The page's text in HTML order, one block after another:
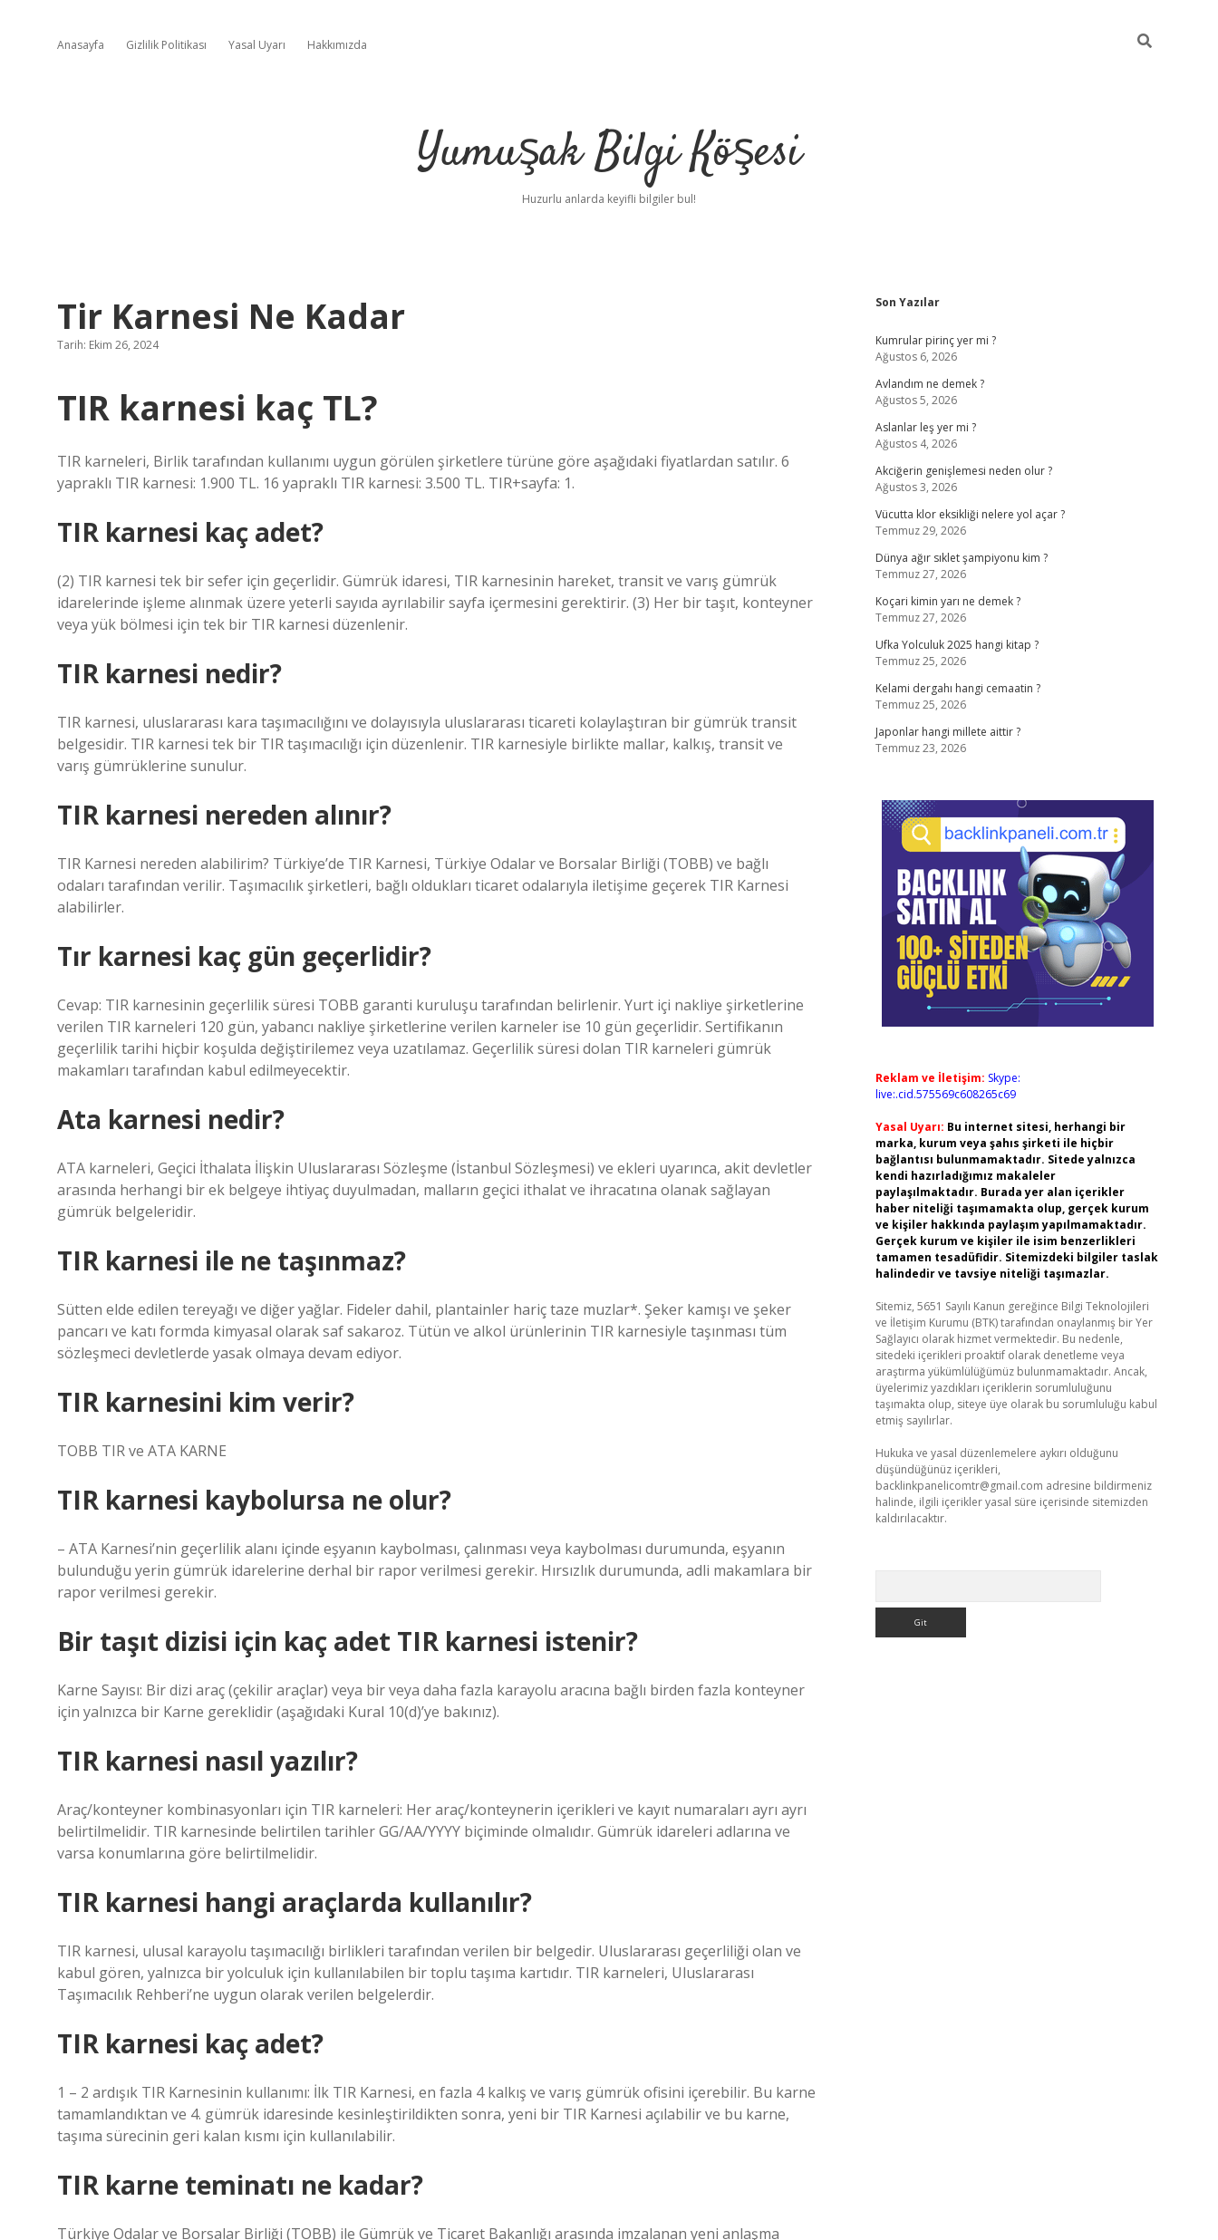
Anasayfa Gizlilik Politikası Yasal Uyarı Hakkımızda
Yumuşak Bilgi Köşesi
Huzurlu anlarda keyifli bilgiler bul!
Tir Karnesi Ne Kadar
Tarih: Ekim 26, 2024
TIR karnesi kaç TL?
TIR karneleri, Birlik tarafından kullanımı uygun görülen şirketlere türüne göre aşağıdaki fiyatlardan satılır. 6
yapraklı TIR karnesi: 1.900 TL. 16 yapraklı TIR karnesi: 3.500 TL. TIR+sayfa: 1.
TIR karnesi kaç adet?
(2) TIR karnesi tek bir sefer için geçerlidir. Gümrük idaresi, TIR karnesinin hareket, transit ve varış gümrük
idarelerinde işleme alınmak üzere yeterli sayıda ayrılabilir sayfa içermesini gerektirir. (3) Her bir taşıt, konteyner
veya yük bölmesi için tek bir TIR karnesi düzenlenir.
TIR karnesi nedir?
TIR karnesi, uluslararası kara taşımacılığını ve dolayısıyla uluslararası ticareti kolaylaştıran bir gümrük transit
belgesidir. TIR karnesi tek bir TIR taşımacılığı için düzenlenir. TIR karnesiyle birlikte mallar, kalkış, transit ve
varış gümrüklerine sunulur.
TIR karnesi nereden alınır?
TIR Karnesi nereden alabilirim? Türkiye’de TIR Karnesi, Türkiye Odalar ve Borsalar Birliği (TOBB) ve bağlı
odaları tarafından verilir. Taşımacılık şirketleri, bağlı oldukları ticaret odalarıyla iletişime geçerek TIR Karnesi
alabilirler.
Tır karnesi kaç gün geçerlidir?
Cevap: TIR karnesinin geçerlilik süresi TOBB garanti kuruluşu tarafından belirlenir. Yurt içi nakliye şirketlerine
verilen TIR karneleri 120 gün, yabancı nakliye şirketlerine verilen karneler ise 10 gün geçerlidir. Sertifikanın
geçerlilik tarihi hiçbir koşulda değiştirilemez veya uzatılamaz. Geçerlilik süresi dolan TIR karneleri gümrük
makamları tarafından kabul edilmeyecektir.
Ata karnesi nedir?
ATA karneleri, Geçici İthalata İlişkin Uluslararası Sözleşme (İstanbul Sözleşmesi) ve ekleri uyarınca, akit devletler
arasında herhangi bir ek belgeye ihtiyaç duyulmadan, malların geçici ithalat ve ihracatına olanak sağlayan
gümrük belgeleridir.
TIR karnesi ile ne taşınmaz?
Sütten elde edilen tereyağı ve diğer yağlar. Fideler dahil, plantainler hariç taze muzlar*. Şeker kamışı ve şeker
pancarı ve katı formda kimyasal olarak saf sakaroz. Tütün ve alkol ürünlerinin TIR karnesiyle taşınması tüm
sözleşmeci devletlerde yasak olmaya devam ediyor.
TIR karnesini kim verir?
TOBB TIR ve ATA KARNE
TIR karnesi kaybolursa ne olur?
– ATA Karnesi’nin geçerlilik alanı içinde eşyanın kaybolması, çalınması veya kaybolması durumunda, eşyanın
bulunduğu yerin gümrük idarelerine derhal bir rapor verilmesi gerekir. Hırsızlık durumunda, adli makamlara bir
rapor verilmesi gerekir.
Bir taşıt dizisi için kaç adet TIR karnesi istenir?
Karne Sayısı: Bir dizi araç (çekilir araçlar) veya bir veya daha fazla karayolu aracına bağlı birden fazla konteyner
için yalnızca bir Karne gereklidir (aşağıdaki Kural 10(d)’ye bakınız).
TIR karnesi nasıl yazılır?
Araç/konteyner kombinasyonları için TIR karneleri: Her araç/konteynerin içerikleri ve kayıt numaraları ayrı ayrı
belirtilmelidir. TIR karnesinde belirtilen tarihler GG/AA/YYYY biçiminde olmalıdır. Gümrük idareleri adlarına ve
varsa konumlarına göre belirtilmelidir.
TIR karnesi hangi araçlarda kullanılır?
TIR karnesi, ulusal karayolu taşımacılığı birlikleri tarafından verilen bir belgedir. Uluslararası geçerliliği olan ve
kabul gören, yalnızca bir yolculuk için kullanılabilen bir toplu taşıma kartıdır. TIR karneleri, Uluslararası
Taşımacılık Rehberi’ne uygun olarak verilen belgelerdir.
TIR karnesi kaç adet?
1 – 2 ardışık TIR Karnesinin kullanımı: İlk TIR Karnesi, en fazla 4 kalkış ve varış gümrük ofisini içerebilir. Bu karne
tamamlandıktan ve 4. gümrük idaresinde kesinleştirildikten sonra, yeni bir TIR Karnesi açılabilir ve bu karne,
taşıma sürecinin geri kalan kısmı için kullanılabilir.
TIR karne teminatı ne kadar?
Türkiye Odalar ve Borsalar Birliği (TOBB) ile Gümrük ve Ticaret Bakanlığı arasında imzalanan yeni anlaşma
Sidebar
Son Yazılar
Kumrular pirinç yer mi ?
Ağustos 6, 2026
Avlandım ne demek ?
Ağustos 5, 2026
Aslanlar leş yer mi ?
Ağustos 4, 2026
Akciğerin genişlemesi neden olur ?
Ağustos 3, 2026
Vücutta klor eksikliği nelere yol açar ?
Temmuz 29, 2026
Dünya ağır sıklet şampiyonu kim ?
Temmuz 27, 2026
Koçari kimin yarı ne demek ?
Temmuz 27, 2026
Ufka Yolculuk 2025 hangi kitap ?
Temmuz 25, 2026
Kelami dergahı hangi cemaatin ?
Temmuz 25, 2026
Japonlar hangi millete aittir ?
Temmuz 23, 2026
Reklam ve İletişim: Skype:
live:.cid.575569c608265c69
Yasal Uyarı: Bu internet sitesi, herhangi bir
marka, kurum veya şahıs şirketi ile hiçbir
bağlantısı bulunmamaktadır. Sitede yalnızca
kendi hazırladığımız makaleler
paylaşılmaktadır. Burada yer alan içerikler
haber niteliği taşımamakta olup, gerçek kurum
ve kişiler hakkında paylaşım yapılmamaktadır.
Gerçek kurum ve kişiler ile isim benzerlikleri
tamamen tesadüfidir. Sitemizdeki bilgiler taslak
halindedir ve tavsiye niteliği taşımazlar.
Sitemiz, 5651 Sayılı Kanun gereğince Bilgi Teknolojileri
ve İletişim Kurumu (BTK) tarafından onaylanmış bir Yer
Sağlayıcı olarak hizmet vermektedir. Bu nedenle,
sitedeki içerikleri proaktif olarak denetleme veya
araştırma yükümlülüğümüz bulunmamaktadır. Ancak,
üyelerimiz yazdıkları içeriklerin sorumluluğunu
taşımakta olup, siteye üye olarak bu sorumluluğu kabul
etmiş sayılırlar.
Hukuka ve yasal düzenlemelere aykırı olduğunu
düşündüğünüz içerikleri,
backlinkpanelicomtr@gmail.com adresine bildirmeniz
halinde, ilgili içerikler yasal süre içerisinde sitemizden
kaldırılacaktır.
https://hiltonbet-giris.com/